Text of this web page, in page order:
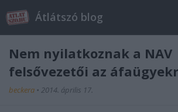
Átlátszó blog
Nem nyilatkoznak a NAV
felsővezetői az
beckera • 2014. április 17.